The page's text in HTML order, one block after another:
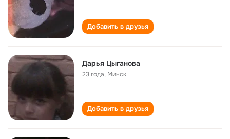
Добавить в друзья
Дарья Цыганова
23 года, Минск
Добавить в друзья